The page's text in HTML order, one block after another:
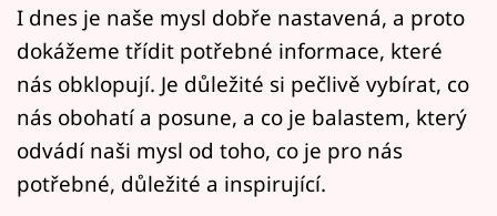
Mámy sobě
Přihlášení
Sledujte nás
I dnes je naše mysl dobře nastavená, a proto
dokážeme třídit potřebné informace, které
nás obklopují. Je důležité si pečlivě vybírat, co
nás obohatí a posune, a co je balastem, který
odvádí naši mysl od toho, co je pro nás
potřebné, důležité a inspirující.